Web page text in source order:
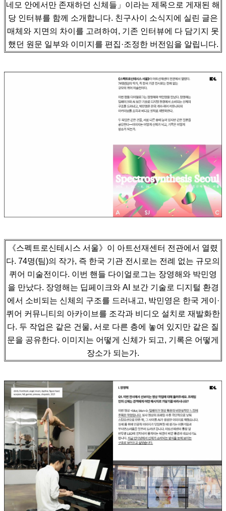
네모 안에서만 존재하던 신체들」이라는 제목으로 게재된 해
당 인터뷰를 함께 소개합니다. 친구사이 소식지에 실린 글은
매체와 지면의 차이를 고려하여, 기존 인터뷰에 다 담기지 못
했던 원문 일부와 이미지를 편집·조정한 버전임을 알립니다.
《스펙트로신테시스 서울》이 아트선재센터 전관에서 열렸
다. 74명(팀)의 작가, 즉 한국 기관 전시로는 전례 없는 규모의
퀴어 미술전이다. 이번 핸들 다이얼로그는 장영해와 박민영
을 만났다. 장영해는 딥페이크와 AI 보간 기술로 디지털 환경
에서 소비되는 신체의 구조를 드러내고, 박민영은 한국 게이·
퀴어 커뮤니티의 아카이브를 조각과 비디오 설치로 재발화한
다. 두 작업은 같은 건물, 서로 다른 층에 놓여 있지만 같은 질
문을 공유한다. 이미지는 어떻게 신체가 되고, 기록은 어떻게
장소가 되는가.